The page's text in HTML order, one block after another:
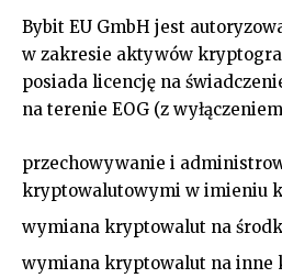
Bybit EU GmbH jest
w zakresie aktywów
posiada licencję na
na terenie EOG (z
przechowywanie i
kryptowalutowymi w imieniu
wymiana kryptowalut na
wymiana kryptowalut na inne